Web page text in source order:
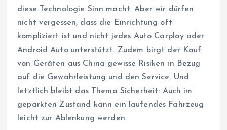
diese Technologie Sinn macht. Aber wir dürfen
nicht vergessen, dass die Einrichtung oft
kompliziert ist und nicht jedes Auto Carplay oder
Android Auto unterstützt. Zudem birgt der Kauf
von Geräten aus China gewisse Risiken in Bezug
auf die Gewährleistung und den Service. Und
letztlich bleibt das Thema Sicherheit: Auch im
geparkten Zustand kann ein laufendes Fahrzeug
leicht zur Ablenkung werden.